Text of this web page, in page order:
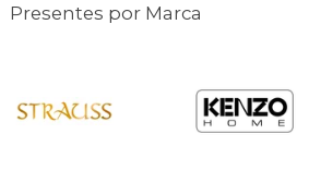
Presentes por Marca